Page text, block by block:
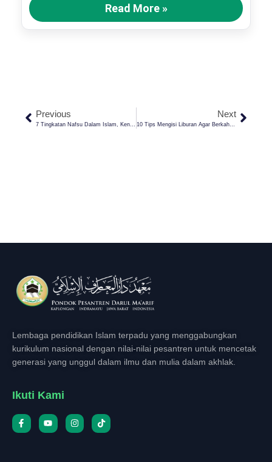
Read More »
Previous Next
10 Tips Mengisi Liburan Agar Berkah Ala Santri
Lembaga pendidikan Islam terpadu yang menggabungkan
kurikulum nasional dengan nilai-nilai pesantren untuk mencetak
generasi yang unggul dalam ilmu dan mulia dalam akhlak.
Ikuti Kami